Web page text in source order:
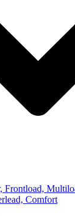
Frontload,
Comfort